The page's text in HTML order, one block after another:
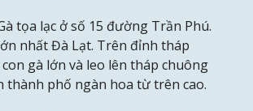
tọa lạc ở số 15 đường Trần Phú.
nhất Đà Lạt. Trên đỉnh tháp
gà lớn và leo lên tháp chuông
thành phố ngàn hoa từ trên cao.